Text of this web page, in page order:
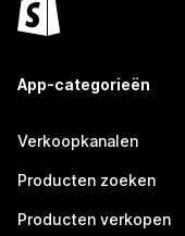
App-categorieën
Verkoopkanalen
Producten zoeken
Producten verkopen